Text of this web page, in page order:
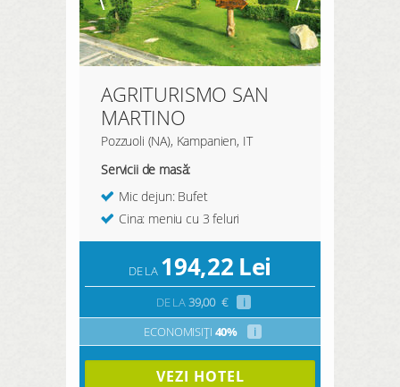
AGRITURISMO SAN
MARTINO
Pozzuoli (NA), Kampanien, IT
Servicii de masă:
Mic dejun: Bufet
Cina: meniu cu 3 feluri
DE LA 194,22 Lei
DE LA39,00 €
i
ECONOMISIȚI 40% i
VEZI HOTEL